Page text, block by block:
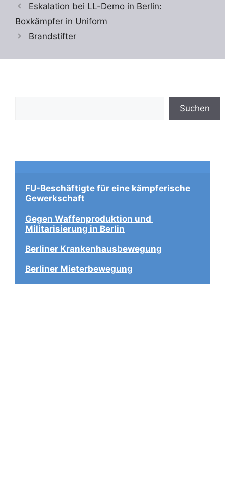
Eskalation bei LL-Demo in Berlin:
Boxkämpfer in Uniform
Brandstifter
Suchen
FU-Beschäftigte für eine kämpferische
Gewerkschaft
Gegen Waffenproduktion und
Militarisierung in Berlin
Berliner Krankenhausbewegung
Berliner Mieterbewegung